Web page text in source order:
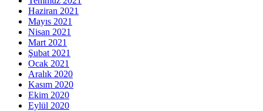
Haziran 2021
Mayıs 2021
Nisan 2021
Mart 2021
Şubat 2021
Ocak 2021
Aralık 2020
Kasım 2020
Ekim 2020
Eylül 2020